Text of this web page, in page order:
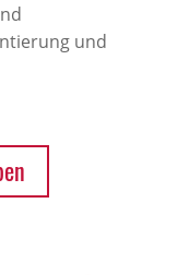
und